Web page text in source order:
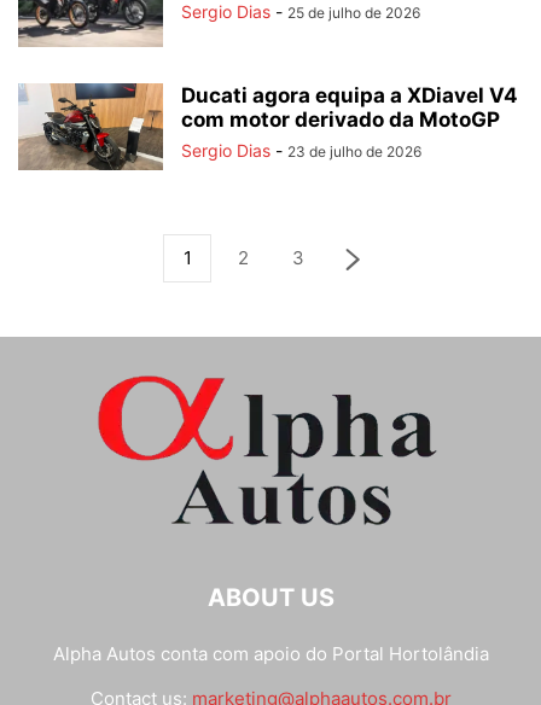
Sergio Dias - 25 de julho de 2026
Ducati agora equipa a XDiavel V4
com motor derivado da MotoGP
Sergio Dias - 23 de julho de 2026
1 2 3
ABOUT US
Alpha Autos conta com apoio do Portal Hortolândia
Contact us: marketing@alphaautos.com.br